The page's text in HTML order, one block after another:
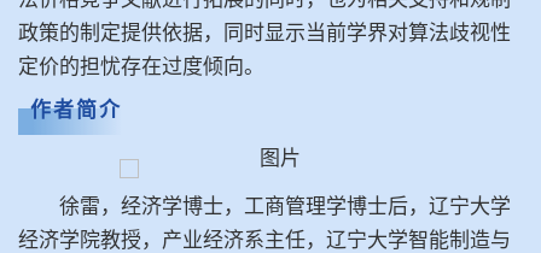
政策的制定提供依据，同时显示当前学界对算法歧视性
定价的担忧存在过度倾向。
作者简介
徐雷，经济学博士，工商管理学博士后，辽宁大学
经济学院教授，产业经济系主任，辽宁大学智能制造与